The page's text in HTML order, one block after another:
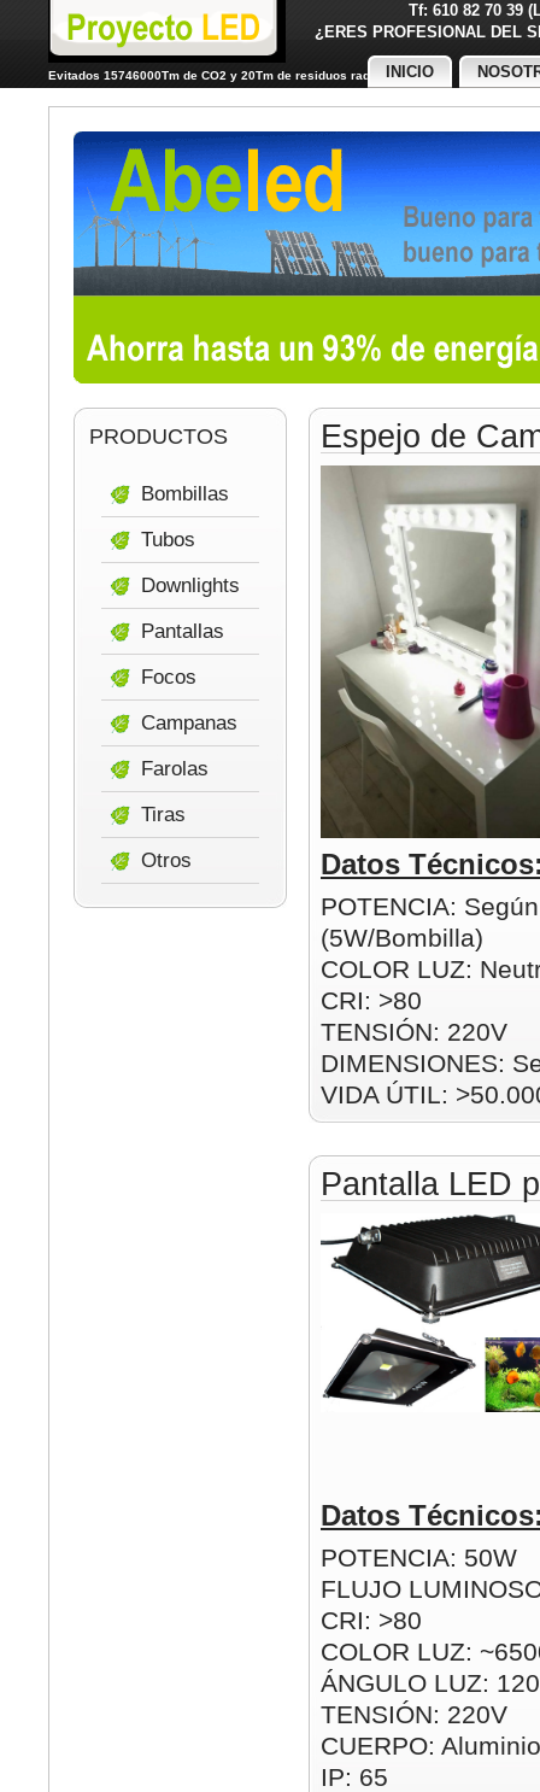
Tf: 610 82 70 39
¿ERES PROFESIONAL
Evitados 15746000Tm de CO2 y 20Tm de residuos radiactivos
INICIO
Espejo de
Datos
POTENCIA:
(5W/Bombilla)
COLOR LUZ:
CRI: >80
TENSIÓN: 220V
DIMENSIONES:
VIDA ÚTIL:
Pantalla LED
Datos
POTENCIA: 50W
FLUJO
CRI: >80
COLOR LUZ:
ÁNGULO LUZ:
TENSIÓN: 220V
CUERPO: Aluminio
IP: 65
PRODUCTOS
Bombillas
Tubos
Downlights
Pantallas
Focos
Campanas
Farolas
Tiras
Otros